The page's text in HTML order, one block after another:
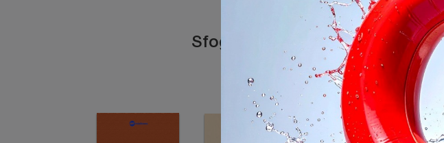
Sfoglia i cataloghi